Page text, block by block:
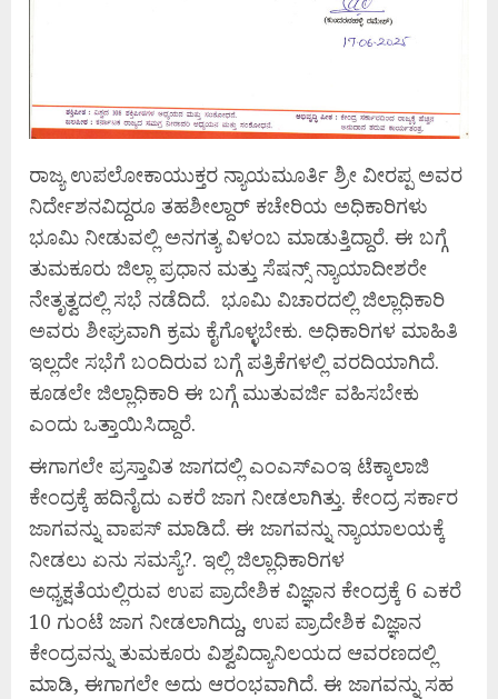
ರಾಜ್ಯ ಉಪಲೋಕಾಯುಕ್ತರ ನ್ಯಾಯಮೂರ್ತಿ ಶ್ರೀ ವೀರಪ್ಪ ಅವರ
ನಿರ್ದೇಶನವಿದ್ದರೂ ತಹಶೀಲ್ದಾರ್ ಕಚೇರಿಯ ಅಧಿಕಾರಿಗಳು
ಭೂಮಿ ನೀಡುವಲ್ಲಿ ಅನಗತ್ಯ ವಿಳಂಬ ಮಾಡುತ್ತಿದ್ದಾರೆ. ಈ ಬಗ್ಗೆ
ತುಮಕೂರು ಜಿಲ್ಲಾ ಪ್ರಧಾನ ಮತ್ತು ಸೆಷನ್ಸ್ ನ್ಯಾಯಾದೀಶರೇ
ನೇತೃತ್ವದಲ್ಲಿ ಸಭೆ ನಡೆದಿದೆ. ಭೂಮಿ ವಿಚಾರದಲ್ಲಿ ಜಿಲ್ಲಾಧಿಕಾರಿ
ಅವರು ಶೀಘ್ರವಾಗಿ ಕ್ರಮ ಕೈಗೊಳ್ಳಬೇಕು. ಅಧಿಕಾರಿಗಳ ಮಾಹಿತಿ
ಇಲ್ಲದೇ ಸಭೆಗೆ ಬಂದಿರುವ ಬಗ್ಗೆ ಪತ್ರಿಕೆಗಳಲ್ಲಿ ವರದಿಯಾಗಿದೆ.
ಕೂಡಲೇ ಜಿಲ್ಲಾಧಿಕಾರಿ ಈ ಬಗ್ಗೆ ಮುತುವರ್ಜಿ ವಹಿಸಬೇಕು
ಎಂದು ಒತ್ತಾಯಿಸಿದ್ದಾರೆ.
ಈಗಾಗಲೇ ಪ್ರಸ್ತಾವಿತ ಜಾಗದಲ್ಲಿ ಎಂಎಸ್‍ಎಂಇ ಟೆಕ್ಕಾಲಾಜಿ
ಕೇಂದ್ರಕ್ಕೆ ಹದಿನೈದು ಎಕರೆ ಜಾಗ ನೀಡಲಾಗಿತ್ತು. ಕೇಂದ್ರ ಸರ್ಕಾರ
ಜಾಗವನ್ನು ವಾಪಸ್ ಮಾಡಿದೆ. ಈ ಜಾಗವನ್ನು ನ್ಯಾಯಾಲಯಕ್ಕೆ
ನೀಡಲು ಏನು ಸಮಸ್ಯೆ?. ಇಲ್ಲಿ ಜಿಲ್ಲಾಧಿಕಾರಿಗಳ
ಅಧ್ಯಕ್ಷತೆಯಲ್ಲಿರುವ ಉಪ ಪ್ರಾದೇಶಿಕ ವಿಜ್ಞಾನ ಕೇಂದ್ರಕ್ಕೆ 6 ಎಕರೆ
10 ಗುಂಟೆ ಜಾಗ ನೀಡಲಾಗಿದ್ದು, ಉಪ ಪ್ರಾದೇಶಿಕ ವಿಜ್ಞಾನ
ಕೇಂದ್ರವನ್ನು ತುಮಕೂರು ವಿಶ್ವವಿದ್ಯಾನಿಲಯದ ಆವರಣದಲ್ಲಿ
ಮಾಡಿ, ಈಗಾಗಲೇ ಅದು ಆರಂಭವಾಗಿದೆ. ಈ ಜಾಗವನ್ನು ಸಹ